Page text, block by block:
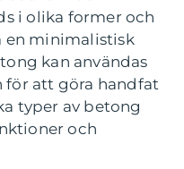
i olika former och
en minimalistisk
kan användas
för att göra handfat
typer av betong
och